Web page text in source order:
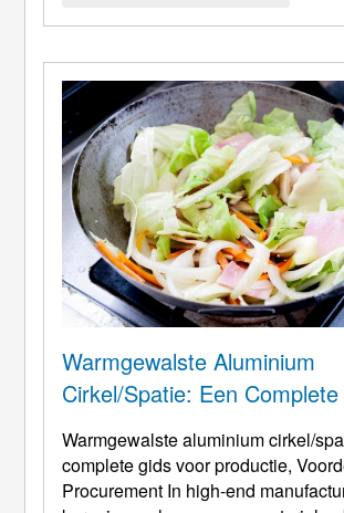
bedraagt, met extreem laag
onzuiverheidsgehalte, het plaatsen
Warmgewalste Aluminium
Cirkel/spatie: Een
Voor Productie, Voordelen,
Warmgewalste aluminium cirkel/
complete gids voor productie,
Procurement In high-end